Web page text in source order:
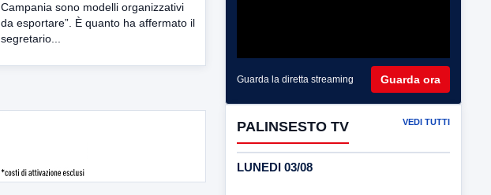
Campania sono modelli organizzativi
da esportare”. È quanto ha affermato il
segretario...
Guarda la diretta streaming Guarda ora
PALINSESTO TV VEDI TUTTI
LUNEDI 03/08